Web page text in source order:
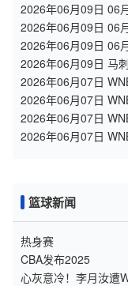
2026年06月09日 06
拉斯维加斯王牌 集锦
2026年06月09日 06
华盛顿神秘人 全场集
2026年06月09日 06
涅狄格太阳 全场集锦
2026年06月09日 马
头32分&末节12分
2026年06月07日
人 全场集锦
2026年06月07日
大梦想 全场集锦
2026年06月07日
王牌 全场集锦
2026年06月07日
篮球新闻
热身赛
CBA发布2025
心灰意冷！李月汝遭